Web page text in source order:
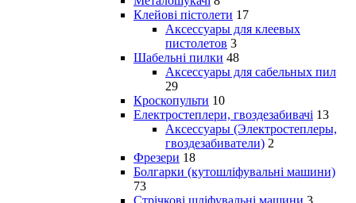
Клейові пістолети 17
Аксессуары для клеевых
пистолетов 3
Шабельні пилки 48
Аксессуары для сабельных пил
29
Кроскопульти 10
Електростеплери, гвоздезабивачі 13
Аксессуары (Электростеплеры,
гвоздезабиватели) 2
Фрезери 18
Болгарки (кутошліфувальні машини)
73
Стрічкові шліфувальні машини 3